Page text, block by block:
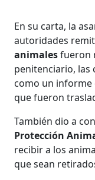
En su carta, la
autoridades
animalesfueron
penitenciario, las
como un informe
que fueron
También dio a
Protección
recibir a los
que sean